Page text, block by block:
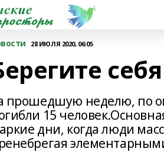
28 ИЮЛЯ 2020, 06:05
прошедшую неделю, по
15
дни, когда люди